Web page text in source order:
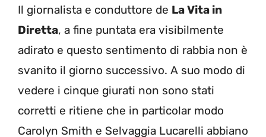
Il giornalista e conduttore de La Vita in
Diretta, a fine puntata era visibilmente
adirato e questo sentimento di rabbia non è
svanito il giorno successivo. A suo modo di
vedere i cinque giurati non sono stati
corretti e ritiene che in particolar modo
Carolyn Smith e Selvaggia Lucarelli abbiano